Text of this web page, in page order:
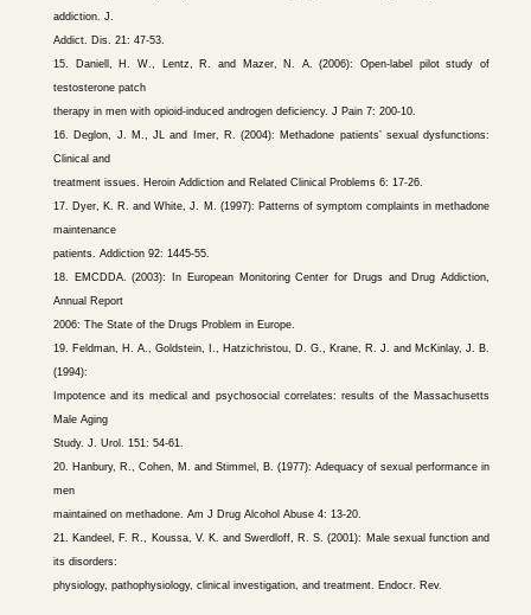
addiction. J.
Addict. Dis. 21: 47-53.
15. Daniell, H. W., Lentz, R. and Mazer, N. A. (2006): Open-label pilot study of
testosterone patch
therapy in men with opioid-induced androgen deficiency. J Pain 7: 200-10.
16. Deglon, J. M., JL and Imer, R. (2004): Methadone patients’ sexual dysfunctions:
Clinical and
treatment issues. Heroin Addiction and Related Clinical Problems 6: 17-26.
17. Dyer, K. R. and White, J. M. (1997): Patterns of symptom complaints in methadone
maintenance
patients. Addiction 92: 1445-55.
18. EMCDDA. (2003): In European Monitoring Center for Drugs and Drug Addiction,
Annual Report
2006: The State of the Drugs Problem in Europe.
19. Feldman, H. A., Goldstein, I., Hatzichristou, D. G., Krane, R. J. and McKinlay, J. B.
(1994):
Impotence and its medical and psychosocial correlates: results of the Massachusetts
Male Aging
Study. J. Urol. 151: 54-61.
20. Hanbury, R., Cohen, M. and Stimmel, B. (1977): Adequacy of sexual performance in
men
maintained on methadone. Am J Drug Alcohol Abuse 4: 13-20.
21. Kandeel, F. R., Koussa, V. K. and Swerdloff, R. S. (2001): Male sexual function and
its disorders:
physiology, pathophysiology, clinical investigation, and treatment. Endocr. Rev.